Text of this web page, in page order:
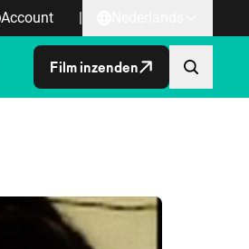
Account |
Film inzenden